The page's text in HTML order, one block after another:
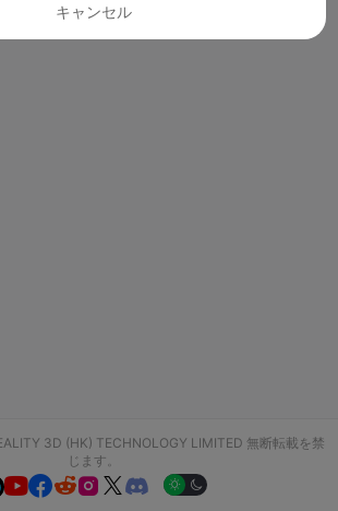
3D (HK) TECHNOLOGY LIMITED 無断転載を禁
じます。
  
キャンセル